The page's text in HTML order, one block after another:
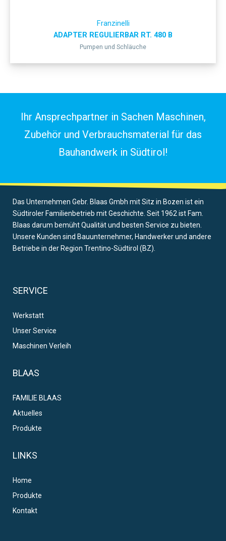
Franzinelli
ADAPTER REGULIERBAR RT. 480 B
Pumpen und Schläuche
Ihr Ansprechpartner in Sachen Maschinen,
Zubehör und Verbrauchsmaterial für das
Bauhandwerk in Südtirol!
Das Unternehmen Gebr. Blaas Gmbh mit Sitz in Bozen ist ein
Südtiroler Familienbetrieb mit Geschichte. Seit 1962 ist Fam.
Blaas darum bemüht Qualität und besten Service zu bieten.
Unsere Kunden sind Bauunternehmer, Handwerker und andere
Betriebe in der Region Trentino-Südtirol (BZ).
SERVICE
Werkstatt
Unser Service
Maschinen Verleih
BLAAS
FAMILIE BLAAS
Aktuelles
Produkte
LINKS
Home
Produkte
Kontakt